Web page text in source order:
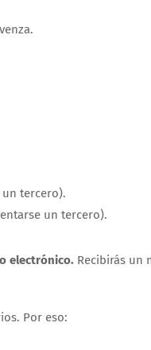
un tercero).
un tercero).
electrónico. Recibirás un
Por eso: